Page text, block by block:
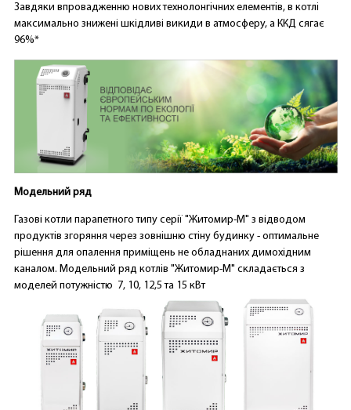
Завдяки впровадженню нових технолонгічних елементів, в котлі
максимально знижені шкідливі викиди в атмосферу, а ККД сягає
96%*
Модельний ряд
Газові котли парапетного типу серії "Житомир-М" з відводом
продуктів згоряння через зовнішню стіну будинку - оптимальне
рішення для опалення приміщень не обладнаних димохідним
каналом. Модельний ряд котлів "Житомир-М" складається з
моделей потужністю 7, 10, 12,5 та 15 кВт